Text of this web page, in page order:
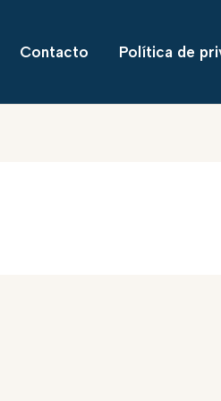
Contacto Política de